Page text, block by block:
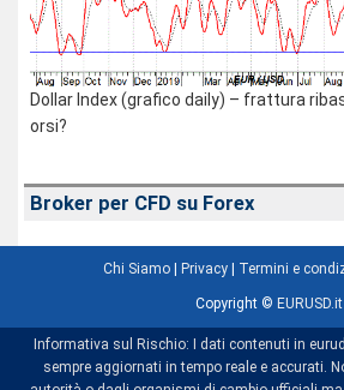
Dollar Index (grafico daily) – frattura
orsi?
Broker per CFD su Forex
Chi Siamo| Privacy| Termini e
Copyright © EURUSD.it
Informativa sul Rischio: I dati contenuti in
sempre aggiornati in tempo reale e accurati.